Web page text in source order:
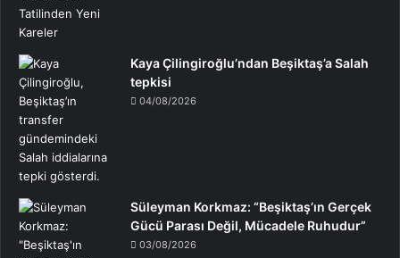
Kaya Çilingiroğlu’ndan Beşiktaş’a Salah
tepkisi
04/08/2026
Süleyman Korkmaz: “Beşiktaş’ın Gerçek
Gücü Parası Değil, Mücadele Ruhudur”
03/08/2026